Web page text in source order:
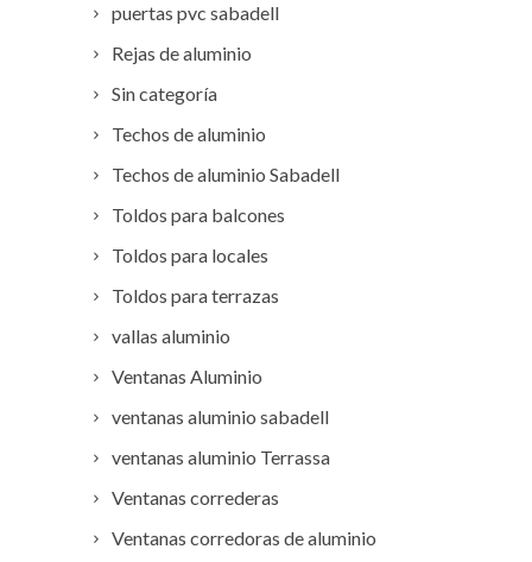
puertas pvc sabadell
Rejas de aluminio
Sin categoría
Techos de aluminio
Techos de aluminio Sabadell
Toldos para balcones
Toldos para locales
Toldos para terrazas
vallas aluminio
Ventanas Aluminio
ventanas aluminio sabadell
ventanas aluminio Terrassa
Ventanas correderas
Ventanas corredoras de aluminio